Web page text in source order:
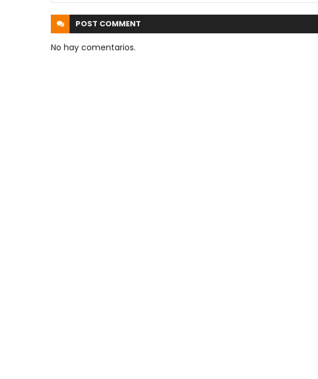
POST COMMENT
No hay comentarios.